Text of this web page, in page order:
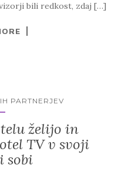
bili redkost, zdaj […]
PARTNERJEV
želijo in
TV v svoji
sobi